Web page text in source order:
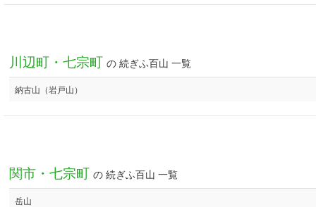
川辺町・七宗町 の 続ぎふ百山 一覧
納古山（岩戸山）
関市・七宗町 の 続ぎふ百山 一覧
岳山